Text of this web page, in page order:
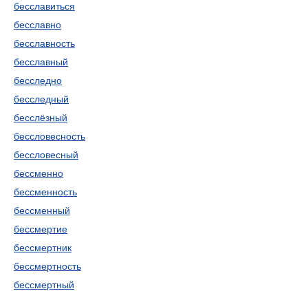
бесславиться
бесславно
бесславность
бесславный
бесследно
бесследный
бесслёзный
бессловесность
бессловесный
бессменно
бессменность
бессменный
бессмертие
бессмертник
бессмертность
бессмертный